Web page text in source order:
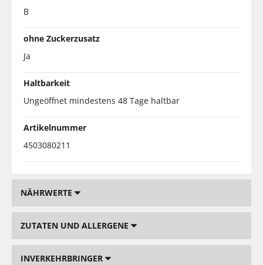
B
ohne Zuckerzusatz
Ja
Haltbarkeit
Ungeöffnet mindestens 48 Tage haltbar
Artikelnummer
4503080211
NÄHRWERTE
ZUTATEN UND ALLERGENE
INVERKEHRBRINGER